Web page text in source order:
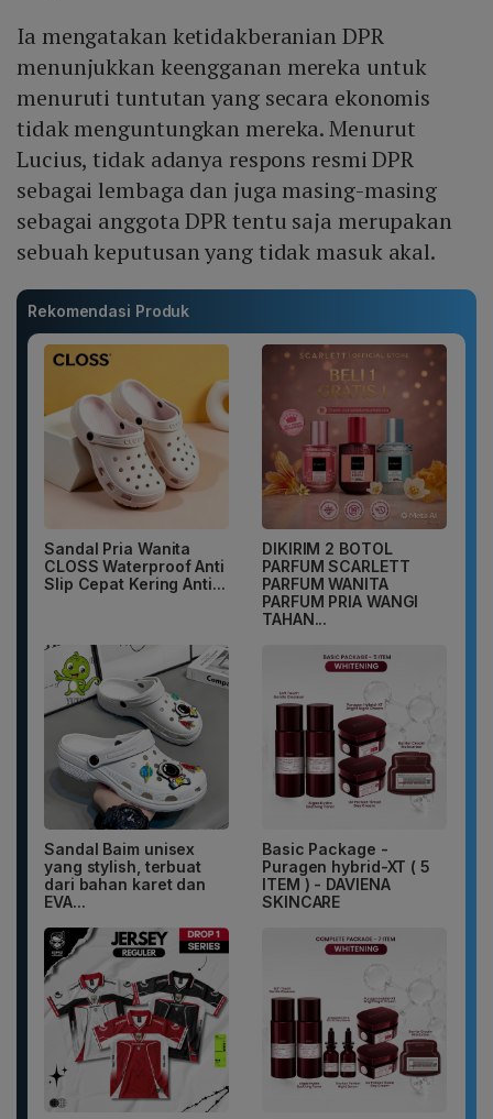
Ia mengatakan ketidakberanian DPR
menunjukkan keengganan mereka untuk
menuruti tuntutan yang secara ekonomis
tidak menguntungkan mereka. Menurut
Lucius, tidak adanya respons resmi DPR
sebagai lembaga dan juga masing-masing
sebagai anggota DPR tentu saja merupakan
sebuah keputusan yang tidak masuk akal.
Rekomendasi Produk
Sandal Pria Wanita
CLOSS Waterproof Anti
Slip Cepat Kering Anti...
DIKIRIM 2 BOTOL
PARFUM SCARLETT
PARFUM WANITA
PARFUM PRIA WANGI
TAHAN...
Sandal Baim unisex
yang stylish, terbuat
dari bahan karet dan
EVA...
Basic Package -
Puragen hybrid-XT ( 5
ITEM ) - DAVIENA
SKINCARE